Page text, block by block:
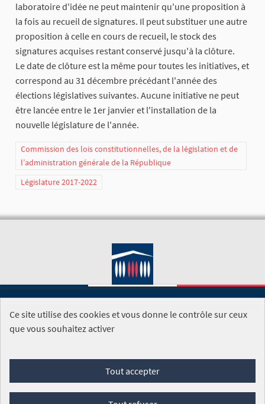
laboratoire d'idée ne peut maintenir qu'une proposition à
la fois au recueil de signatures. Il peut substituer une autre
proposition à celle en cours de recueil, le stock des
signatures acquises restant conservé jusqu'à la clôture.
Le date de clôture est la même pour toutes les initiatives, et
correspond au 31 décembre précédant l'année des
élections législatives suivantes. Aucune initiative ne peut
être lancée entre le 1er janvier et l'installation de la
nouvelle législature de l'année.
Commission des lois constitutionnelles, de la législation et de
l’administration générale de la République
Législature 2017-2022
SITE DE L'ASSEMBLÉE NATIONALE
Foire aux questions
Conditions générales d'utilisation (CGU)
Mentions légales
Cookies
Ce site utilise des cookies et vous donne le contrôle sur ceux
que vous souhaitez activer
Tout accepter